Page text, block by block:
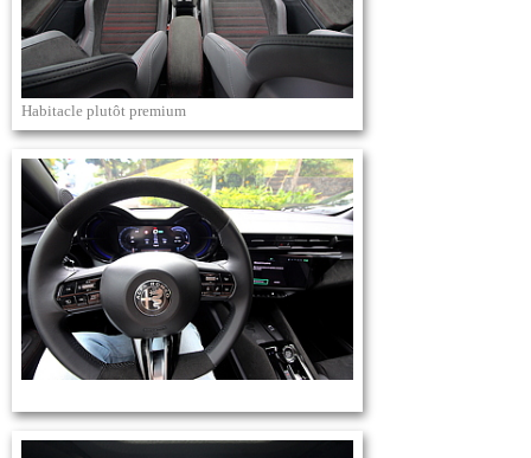
Habitacle plutôt premium